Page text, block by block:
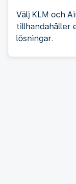
Välj KLM och
tillhandahåller
lösningar.